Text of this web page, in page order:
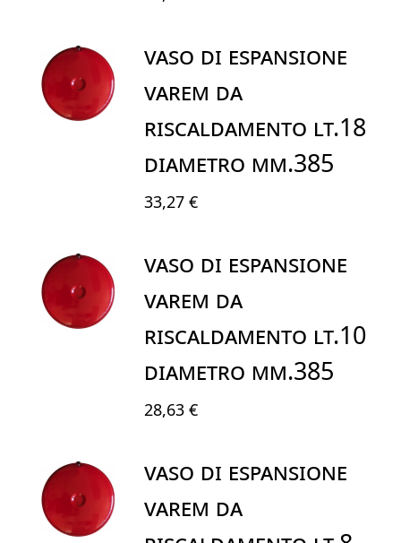
VASO DI ESPANSIONE
VAREM DA
RISCALDAMENTO LT.18
DIAMETRO mm.385
33,27 €
VASO DI ESPANSIONE
VAREM DA
RISCALDAMENTO LT.10
DIAMETRO mm.385
28,63 €
VASO DI ESPANSIONE
VAREM DA